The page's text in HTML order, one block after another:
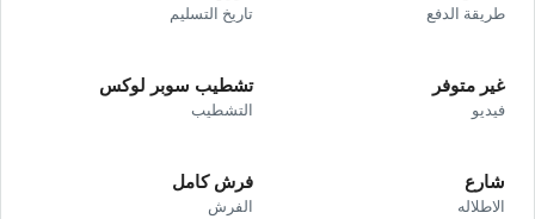
طريقة الدفع تاريخ التسليم
غير متوفر
فيديو
تشطيب سوبر لوكس
التشطيب
شارع
الاطلاله
فرش كامل
الفرش